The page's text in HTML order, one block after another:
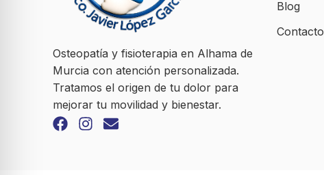
Osteopatía y fisioterapia en Alhama de
Murcia con atención personalizada.
Tratamos el origen de tu dolor para
mejorar tu movilidad y bienestar.
Blog
Contacto